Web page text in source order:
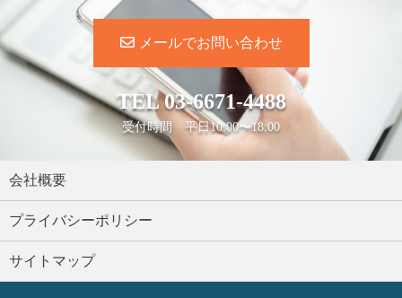
メールでお問い合わせ
TEL03-6671-4488
受付時間 平日10:00〜18:00
会社概要
プライバシーポリシー
サイトマップ